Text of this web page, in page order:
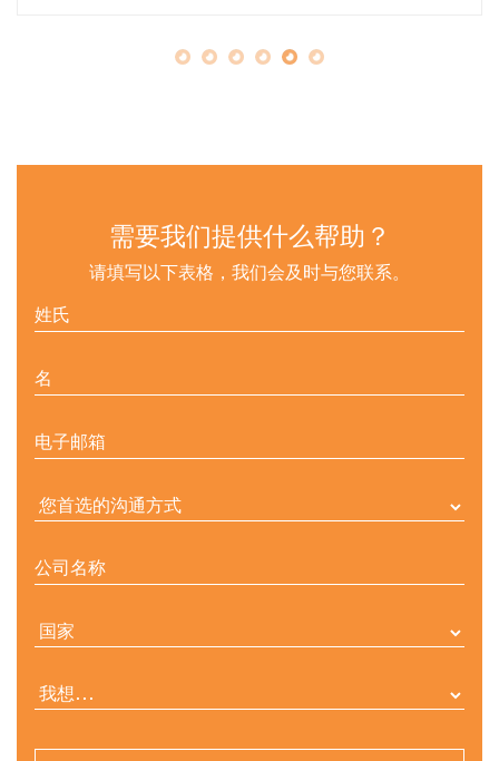
需要我们提供什么帮助？
请填写以下表格，我们会及时与您联系。